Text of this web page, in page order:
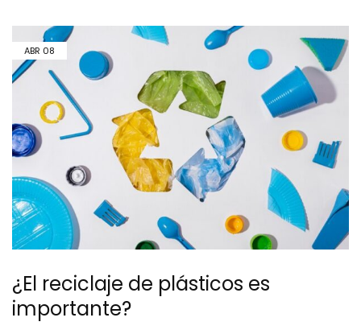
ABR 08
¿El reciclaje de plásticos es
importante?